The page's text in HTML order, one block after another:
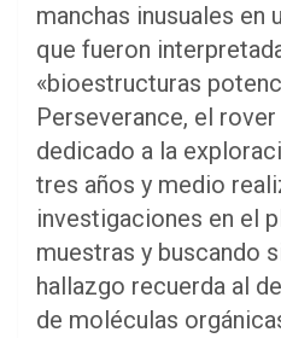
manchas inusuales en
que fueron
«bioestructuras
Perseverance, el
dedicado a la
tres años y medio
investigaciones en el
muestras y buscando
hallazgo recuerda al
de moléculas